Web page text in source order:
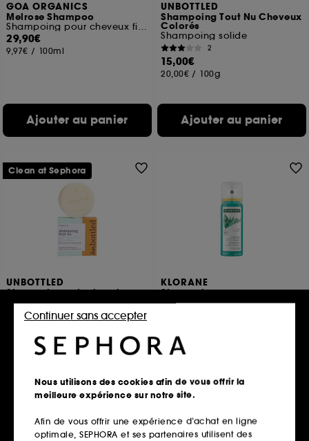
GOA ORGANICS
Melrose Shampoo
Shampoing pour cheveux fins à tendance grasse
29,90€
9,97€ / 100ml
Ajouter au panier
UNBOTTLED
Shampoing Tout Nu Cheveux
Colorés
Shampoing solide
2
15,00€
20,00€ / 100g
Ajouter au panier
UNBOTTLED
Shampoing cuir chevelu
sensible
Shampoing solide
24
15,00€
/100g
Ajouter au panier
Clean at Sephora
KLORANE
Shampoing sec
séboréducteur à l'Ortie
6,00€
12,00€
Ajouter au panier
Nous utilisons des cookies afin de vous offrir la
meilleure expérience sur notre site.
Afin de vous offrir une expérience d’achat en ligne
optimale, SEPHORA et ses partenaires utilisent des
Continuer sans accepter